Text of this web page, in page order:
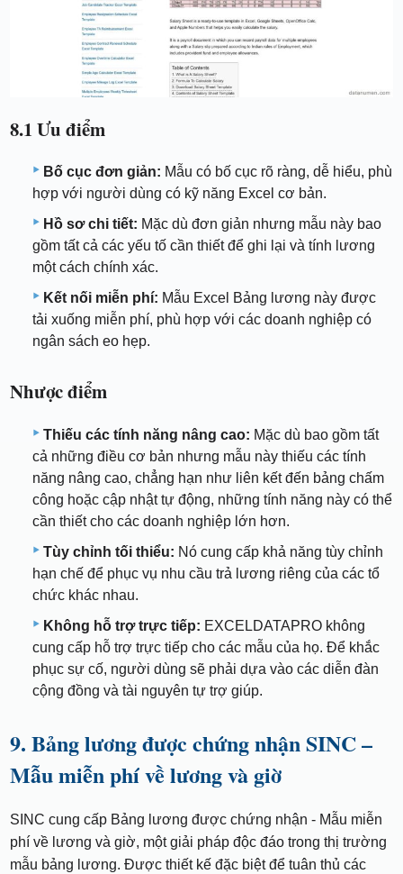
8.1 Ưu điểm
Bố cục đơn giản: Mẫu có bố cục rõ ràng, dễ hiểu, phù
hợp với người dùng có kỹ năng Excel cơ bản.
Hồ sơ chi tiết: Mặc dù đơn giản nhưng mẫu này bao
gồm tất cả các yếu tố cần thiết để ghi lại và tính lương
một cách chính xác.
Kết nối miễn phí: Mẫu Excel Bảng lương này được
tải xuống miễn phí, phù hợp với các doanh nghiệp có
ngân sách eo hẹp.
Nhược điểm
Thiếu các tính năng nâng cao: Mặc dù bao gồm tất
cả những điều cơ bản nhưng mẫu này thiếu các tính
năng nâng cao, chẳng hạn như liên kết đến bảng chấm
công hoặc cập nhật tự động, những tính năng này có thể
cần thiết cho các doanh nghiệp lớn hơn.
Tùy chỉnh tối thiểu: Nó cung cấp khả năng tùy chỉnh
hạn chế để phục vụ nhu cầu trả lương riêng của các tổ
chức khác nhau.
Không hỗ trợ trực tiếp: EXCELDATAPRO không
cung cấp hỗ trợ trực tiếp cho các mẫu của họ. Để khắc
phục sự cố, người dùng sẽ phải dựa vào các diễn đàn
cộng đồng và tài nguyên tự trợ giúp.
9. Bảng lương được chứng nhận SINC –
Mẫu miễn phí về lương và giờ
SINC cung cấp Bảng lương được chứng nhận - Mẫu miễn
phí về lương và giờ, một giải pháp độc đáo trong thị trường
mẫu bảng lương. Được thiết kế đặc biệt để tuân thủ các